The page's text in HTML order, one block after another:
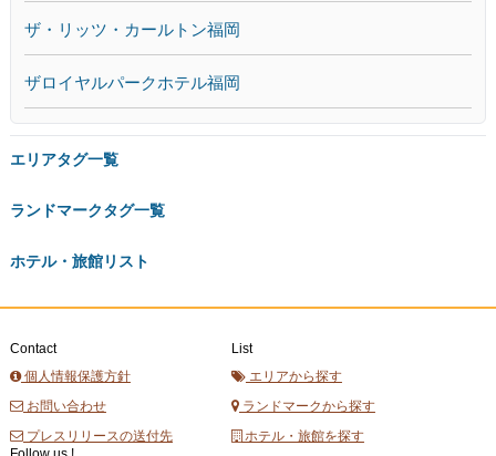
ザ・リッツ・カールトン福岡
ザロイヤルパークホテル福岡
エリアタグ一覧
ランドマークタグ一覧
ホテル・旅館リスト
Contact
個人情報保護方針
お問い合わせ
プレスリリースの送付先
List
エリアから探す
ランドマークから探す
ホテル・旅館を探す